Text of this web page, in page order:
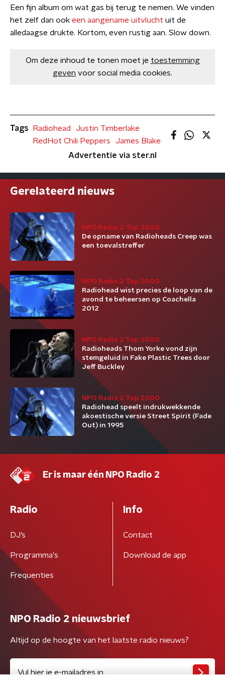
Een fijn album om wat gas bij terug te nemen. We vinden
het zelf dan ook een aangename uitvlucht uit de
alledaagse drukte. Kortom, even rustig aan. Slow down.
Om deze inhoud te tonen moet je toestemming
geven voor social media cookies.
Tags Radiohead
Justin Timberlake
RedHot Chili Peppers
James Blake
Advertentie via ster.nl
Gerelateerd nieuws
NPO Radio 2 Top 2000
De opname van Radioheads Creep was
een toevalstreffer
NPO Radio 2 Top 2000
Radiohead wist precies de loop van de
avond te beheersen op Coachella
2012
NPO Radio 2 Top 2000
Radioheads Thom Yorke vond zijn
stemgeluid in Fake Plastic Trees door
Jeff Buckley
NPO Radio 2 Top 2000
Radiohead speelt indrukwekkende
akoestische versie Street Spirit (Fade
Out) in 1995
Er is maar één NPO Radio 2
Radio
DJ’s
Programma's
Frequenties
Info
Contact
Download de app
NPO Radio 2 nieuwsbrief
Altijd op de hoogte van het laatste radio nieuws?